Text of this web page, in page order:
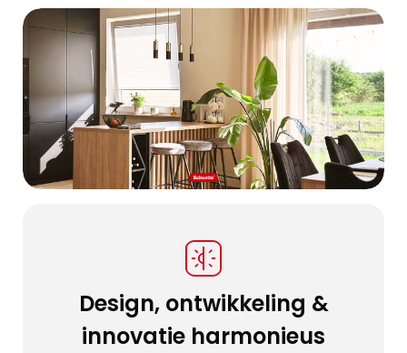
Design, ontwikkeling &
innovatie harmonieus